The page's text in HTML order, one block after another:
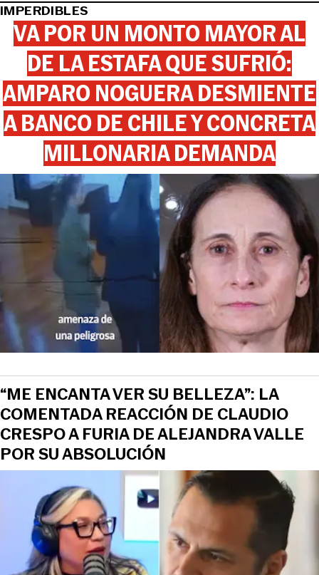
IMPERDIBLES
VA POR UN MONTO MAYOR AL
DE LA ESTAFA QUE SUFRIÓ:
AMPARO NOGUERA DESMIENTE
A BANCO DE CHILE Y CONCRETA
MILLONARIA DEMANDA
“ME ENCANTA VER SU BELLEZA”: LA
COMENTADA REACCIÓN DE CLAUDIO
CRESPO A FURIA DE ALEJANDRA VALLE
POR SU ABSOLUCIÓN